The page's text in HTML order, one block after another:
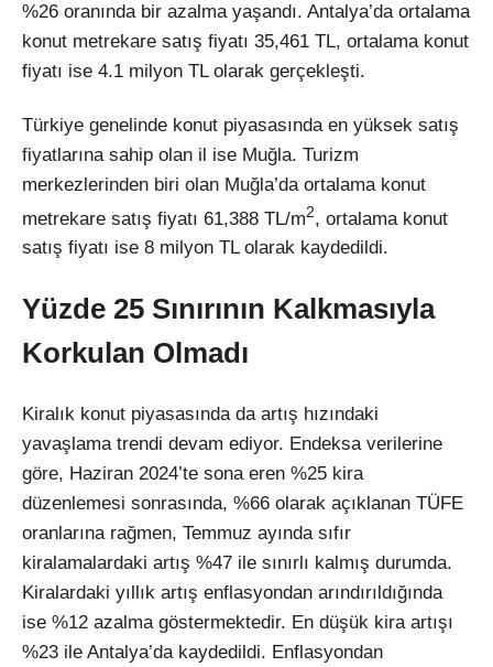
%26 oranında bir azalma yaşandı. Antalya’da ortalama
konut metrekare satış fiyatı 35,461 TL, ortalama konut
fiyatı ise 4.1 milyon TL olarak gerçekleşti.
Türkiye genelinde konut piyasasında en yüksek satış
fiyatlarına sahip olan il ise Muğla. Turizm
merkezlerinden biri olan Muğla’da ortalama konut
metrekare satış fiyatı 61,388 TL/m2, ortalama konut
satış fiyatı ise 8 milyon TL olarak kaydedildi.
Yüzde 25 Sınırının Kalkmasıyla
Korkulan Olmadı
Kiralık konut piyasasında da artış hızındaki
yavaşlama trendi devam ediyor. Endeksa verilerine
göre, Haziran 2024’te sona eren %25 kira
düzenlemesi sonrasında, %66 olarak açıklanan TÜFE
oranlarına rağmen, Temmuz ayında sıfır
kiralamalardaki artış %47 ile sınırlı kalmış durumda.
Kiralardaki yıllık artış enflasyondan arındırıldığında
ise %12 azalma göstermektedir. En düşük kira artışı
%23 ile Antalya’da kaydedildi. Enflasyondan